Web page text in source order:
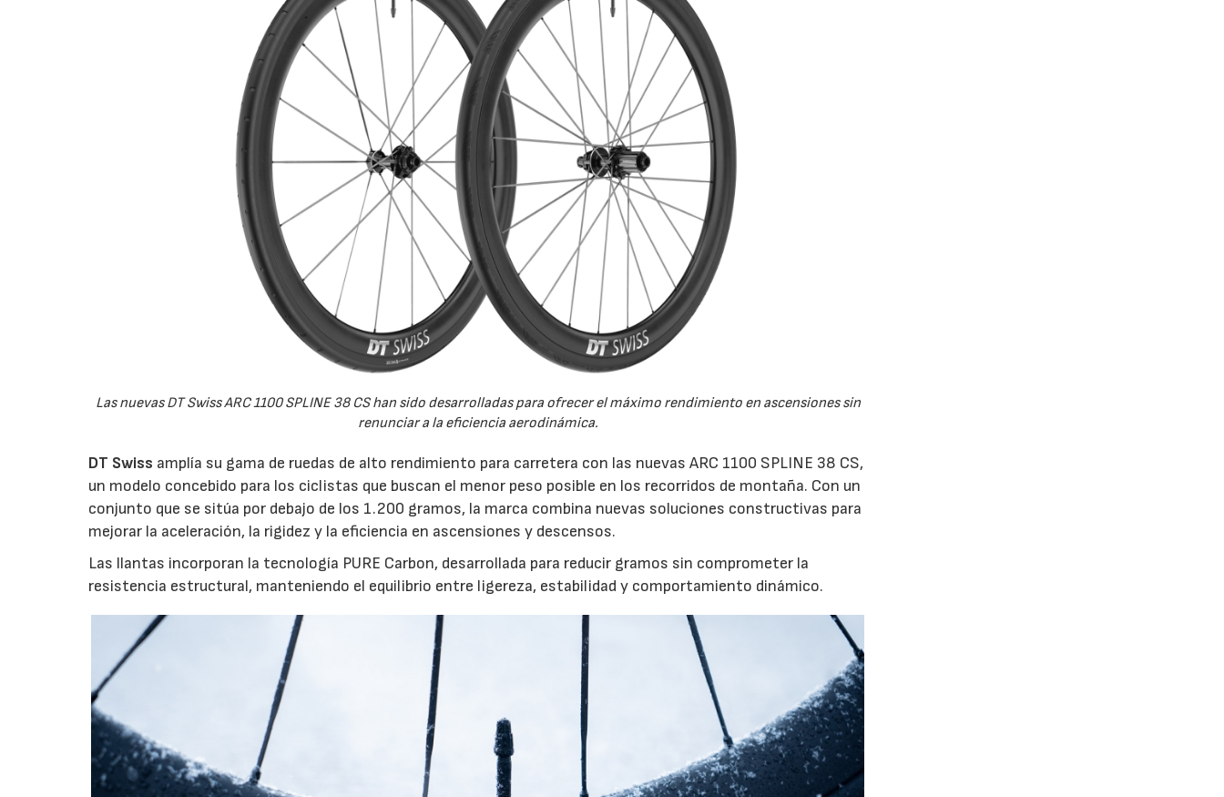
Las nuevas DT Swiss ARC 1100 SPLINE 38 CS han sido desarrolladas para ofrecer el máximo rendimiento en ascensiones sin
renunciar a la eficiencia aerodinámica.
DT Swiss amplía su gama de ruedas de alto rendimiento para carretera con las nuevas ARC 1100 SPLINE 38 CS,
un modelo concebido para los ciclistas que buscan el menor peso posible en los recorridos de montaña. Con un
conjunto que se sitúa por debajo de los 1.200 gramos, la marca combina nuevas soluciones constructivas para
mejorar la aceleración, la rigidez y la eficiencia en ascensiones y descensos.
Las llantas incorporan la tecnología PURE Carbon, desarrollada para reducir gramos sin comprometer la
resistencia estructural, manteniendo el equilibrio entre ligereza, estabilidad y comportamiento dinámico.